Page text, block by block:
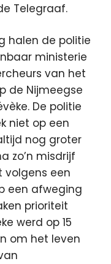
Telegraaf.
halen de politie
ministerie
van het
de Nijmeegse
De politie
niet op een
nog groter
zo’n misdrijf
volgens een
een afweging
prioriteit
werd op 15
om het leven